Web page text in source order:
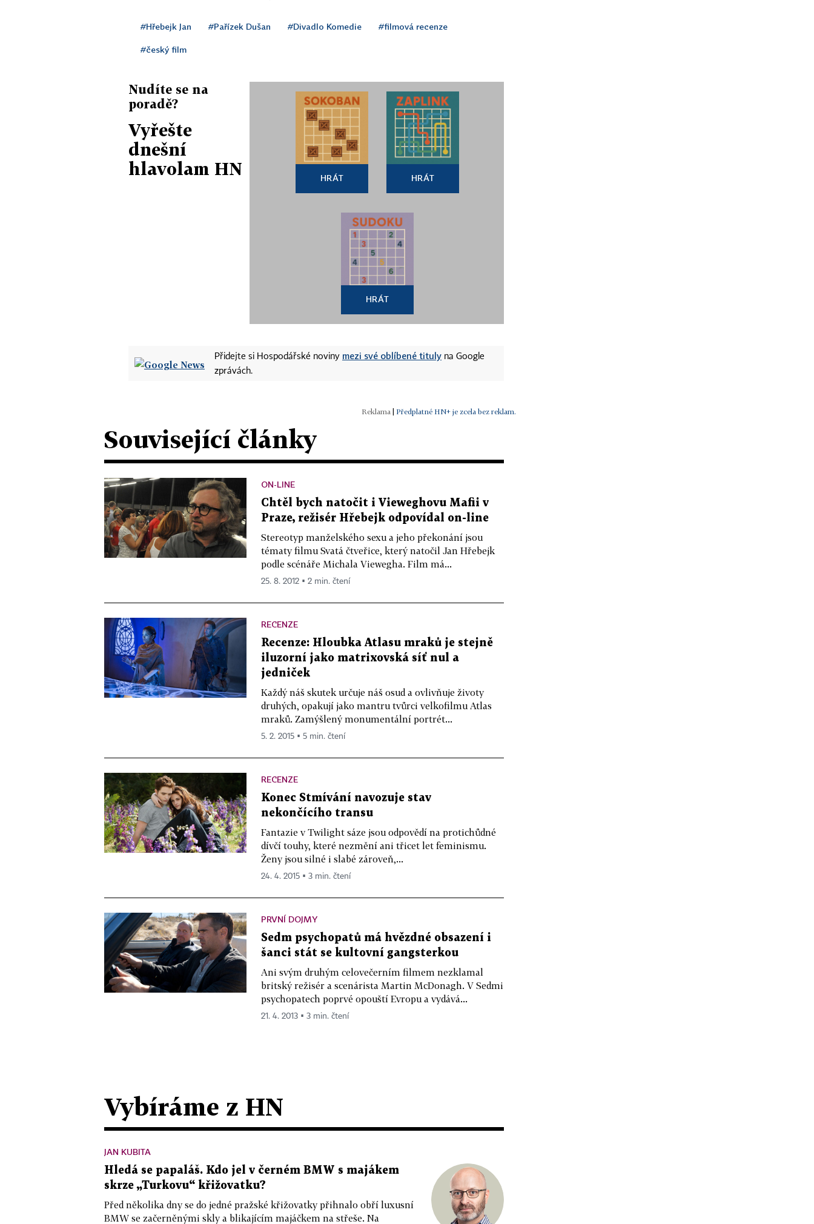
#Hřebejk Jan #Pařízek Dušan #Divadlo Komedie #filmová recenze
#český film
Nudíte se na
poradě?
Vyřešte
dnešní
hlavolam HN
HRÁT HRÁT
HRÁT
Přidejte si Hospodářské noviny mezi své oblíbené tituly na Google
zprávách.
| Předplatné HN+ je zcela bez reklam.
Související články
ON-LINE
Chtěl bych natočit i Vieweghovu Mafii v
Praze, režisér Hřebejk odpovídal on-line
Stereotyp manželského sexu a jeho překonání jsou
tématy filmu Svatá čtveřice, který natočil Jan Hřebejk
podle scénáře Michala Viewegha. Film má...
25. 8. 2012 ▪ 2 min. čtení
RECENZE
Recenze: Hloubka Atlasu mraků je stejně
iluzorní jako matrixovská síť nul a
jedniček
Každý náš skutek určuje náš osud a ovlivňuje životy
druhých, opakují jako mantru tvůrci velkofilmu Atlas
mraků. Zamýšlený monumentální portrét...
5. 2. 2015 ▪ 5 min. čtení
RECENZE
Konec Stmívání navozuje stav
nekončícího transu
Fantazie v Twilight sáze jsou odpovědí na protichůdné
dívčí touhy, které nezmění ani třicet let feminismu.
Ženy jsou silné i slabé zároveň,...
24. 4. 2015 ▪ 3 min. čtení
PRVNÍ DOJMY
Sedm psychopatů má hvězdné obsazení i
šanci stát se kultovní gangsterkou
Ani svým druhým celovečerním filmem nezklamal
britský režisér a scenárista Martin McDonagh. V Sedmi
psychopatech poprvé opouští Evropu a vydává...
21. 4. 2013 ▪ 3 min. čtení
Vybíráme z HN
JAN KUBITA
Hledá se papaláš. Kdo jel v černém BMW s majákem
skrze „Turkovu“ křižovatku?
Před několika dny se do jedné pražské křižovatky přihnalo obří luxusní
BMW se začerněnými skly a blikajícím majáčkem na střeše. Na